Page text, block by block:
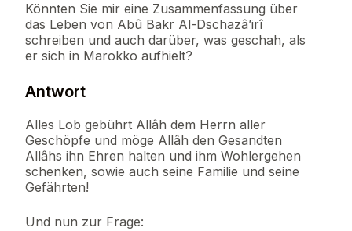
Könnten Sie mir eine Zusammenfassung über
das Leben von Abû Bakr Al-Dschazâ’irî
schreiben und auch darüber, was geschah, als
er sich in Marokko aufhielt?
Antwort
Alles Lob gebührt Allâh dem Herrn aller
Geschöpfe und möge Allâh den Gesandten
Allâhs ihn Ehren halten und ihm Wohlergehen
schenken, sowie auch seine Familie und seine
Gefährten!
Und nun zur Frage: